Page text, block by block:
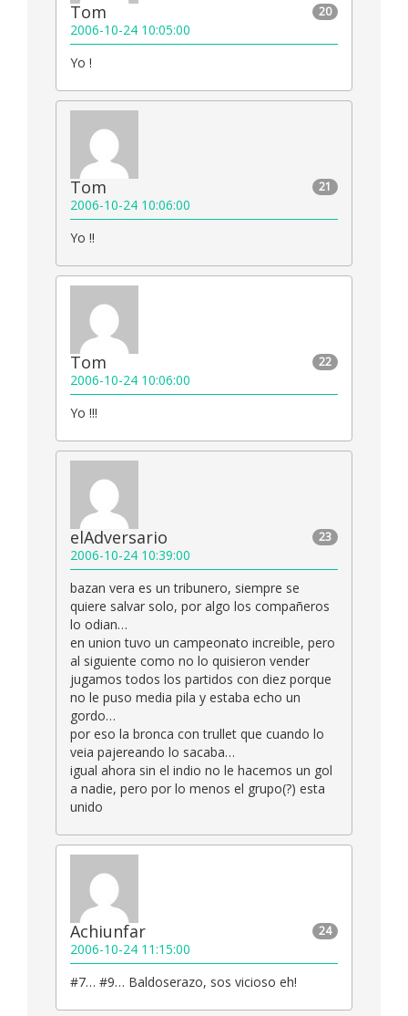
20
Tom
2006-10-24 10:05:00
Yo !
21
Tom
2006-10-24 10:06:00
Yo !!
22
Tom
2006-10-24 10:06:00
Yo !!!
23
elAdversario
2006-10-24 10:39:00
bazan vera es un tribunero, siempre se
quiere salvar solo, por algo los compañeros
lo odian…
en union tuvo un campeonato increible, pero
al siguiente como no lo quisieron vender
jugamos todos los partidos con diez porque
no le puso media pila y estaba echo un
gordo…
por eso la bronca con trullet que cuando lo
veia pajereando lo sacaba…
igual ahora sin el indio no le hacemos un gol
a nadie, pero por lo menos el grupo(?) esta
unido
24
Achiunfar
2006-10-24 11:15:00
#7… #9… Baldoserazo, sos vicioso eh!